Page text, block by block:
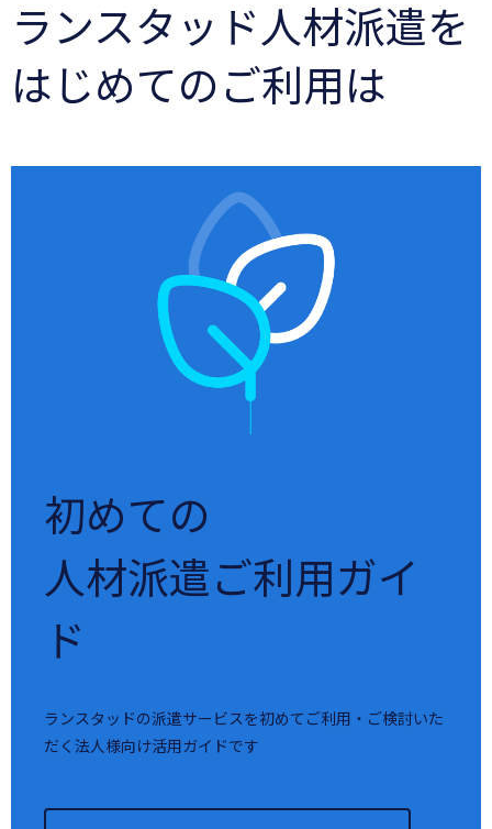
ランスタッド人材派遣を
はじめてのご利用は
初めての
人材派遣ご利用ガイ
ド
ランスタッドの派遣サービスを初めてご利用・ご検討いた
だく法人様向け活用ガイドです